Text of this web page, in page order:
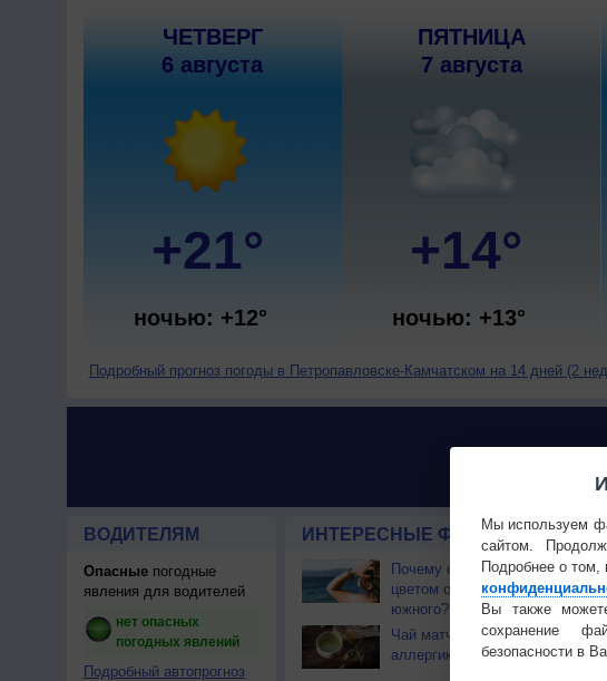
ЧЕТВЕРГ
6 августа
+21°
ночью: +12°
ПЯТНИЦА
7 августа
+14°
ночью: +13°
Подробный прогноз погоды в Петропавловске-Камчатском на 14 дней (2
ВОДИТЕЛЯМ
Опасныепогодные
явления для водителей
нет опасных
погодных явлений
Подробный автопрогноз
ИНТЕРЕСНЫЕ ФАКТЫ О
Почему северный загар
цветом отличается от
южного?
Чай матча может помочь
аллергикам
Мы используем
сайтом.
Подробнее о том,
Вы также
сохранение
безопасности в